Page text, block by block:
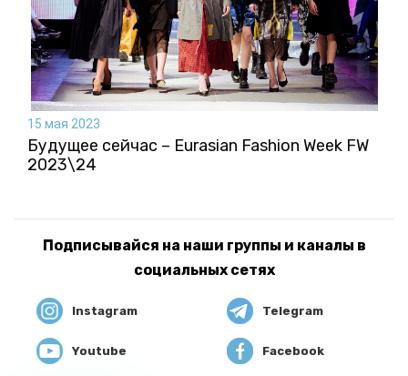
15 мая 2023
Будущее сейчас – Eurasian Fashion Week FW
2023\24
Подписывайся на наши группы и каналы в
социальных сетях
Instagram Telegram
Youtube Facebook